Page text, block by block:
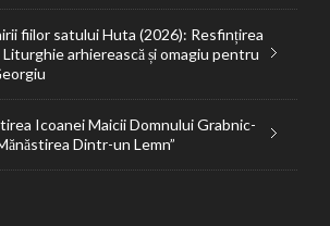
fiilor satului Huta (2026): Resfințirea
arhierească și omagiu pentru
Icoanei Maicii Domnului Grabnic-
Dintr-un Lemn”